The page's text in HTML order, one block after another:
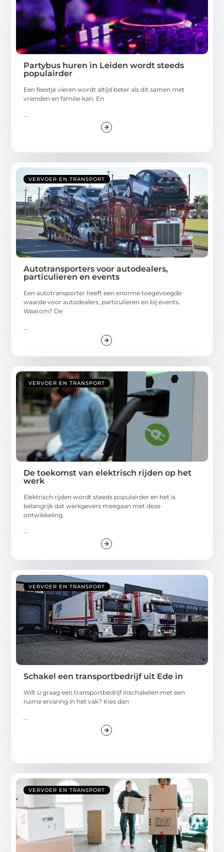
Partybus huren in Leiden wordt steeds
populairder
Een feestje vieren wordt altijd beter als dit samen met
vrienden en familie kan. En
...
VERVOER EN TRANSPORT
Autotransporters voor autodealers,
particulieren en events
Een autotransporter heeft een enorme toegevoegde
waarde voor autodealers, particulieren en bij events.
Waarom? De
VERVOER EN TRANSPORT
De toekomst van elektrisch rijden op het
werk
Elektrisch rijden wordt steeds populairder en het is
belangrijk dat werkgevers meegaan met deze
ontwikkeling.
...
VERVOER EN TRANSPORT
Schakel een transportbedrijf uit Ede in
Wilt u graag een transportbedrijf inschakelen met een
ruime ervaring in het vak? Kies dan
...
VERVOER EN TRANSPORT